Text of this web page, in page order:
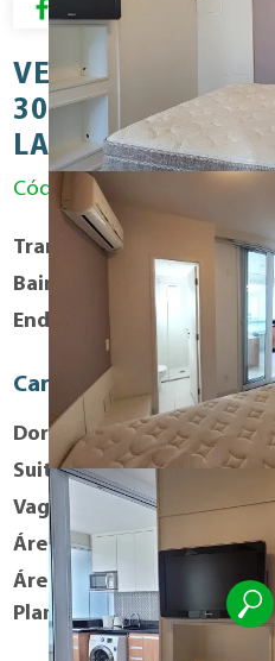
VENDA - PARAÍSO
30 M2 Á.Ú
LAZER 01 VAGA!!!
Código: VEN1432RES
Transação
Bairro Paraiso
Endereço Rua: Álvaro
Caracteristicas Fisicas
Dormitórios 1
Suites 1
Vaga 1
Área útil 30 m²
Área Total 61 m²
Planta Baixa